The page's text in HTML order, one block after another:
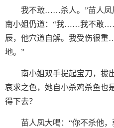
我不敢……杀人。”苗人凤
南小姐仍道：“我……我不敢
辰，他穴道自解。我受伤很
地。”
南小姐双手提起宝刀，拔
哀求之色，她自小杀鸡杀鱼也
得下去？
苗人凤大喝：“你不杀他